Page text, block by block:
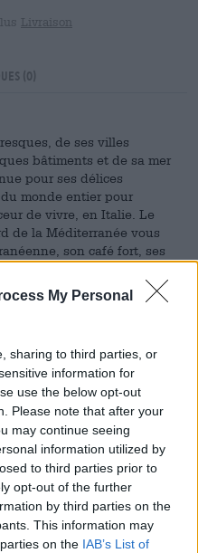
My Personal
sharing to third parties, or
information for
use the below opt-out
Please note that after your
may continue seeing
information utilized by
to third parties prior to
opt-out of the further
by third parties on the
This information may
on the IAB’s List of
Livraison
(0)
de ses villes
bâtiments et de sa mer
pour ses délices
monde entier pour
de vivre, en Italie. Le
de la Méditerranée vous
son café fort, ses
est connue pour son
d’arômes parfaits et ses
bières, nous avons
des Pouilles. La
des pâtisseries de
des délices
merveille avec une bière
les taralli des Pouilles : les
traditionnellement cuits à
de sel et de vin blanc et
texture ferme et
une gorgée de bière.